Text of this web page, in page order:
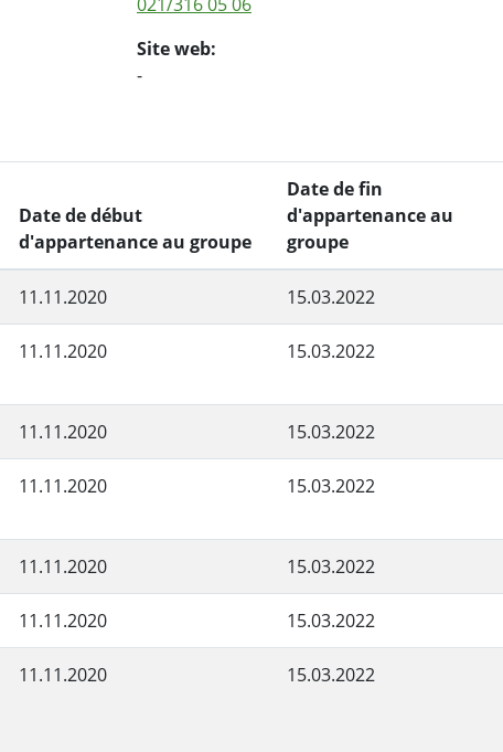
Site web:
-
Date de début
d'appartenance au groupe
Date de fin
d'appartenance au
groupe
11.11.2020 15.03.2022
11.11.2020 15.03.2022
11.11.2020 15.03.2022
11.11.2020 15.03.2022
11.11.2020 15.03.2022
11.11.2020 15.03.2022
11.11.2020 15.03.2022